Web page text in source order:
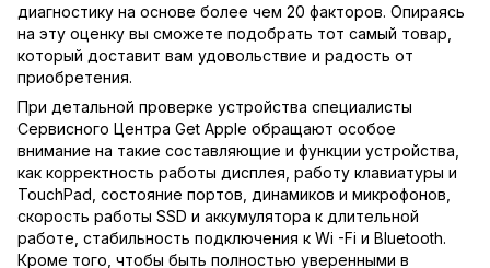
диагностику на основе более чем 20 факторов. Опираясь
на эту оценку вы сможете подобрать тот самый товар,
который доставит вам удовольствие и радость от
приобретения.
При детальной проверке устройства специалисты
Сервисного Центра Get Apple обращают особое
внимание на такие составляющие и функции устройства,
как корректность работы дисплея, работу клавиатуры и
TouchPad, состояние портов, динамиков и микрофонов,
скорость работы SSD и аккумулятора к длительной
работе, стабильность подключения к Wi -Fi и Bluetooth.
Кроме того, чтобы быть полностью уверенными в